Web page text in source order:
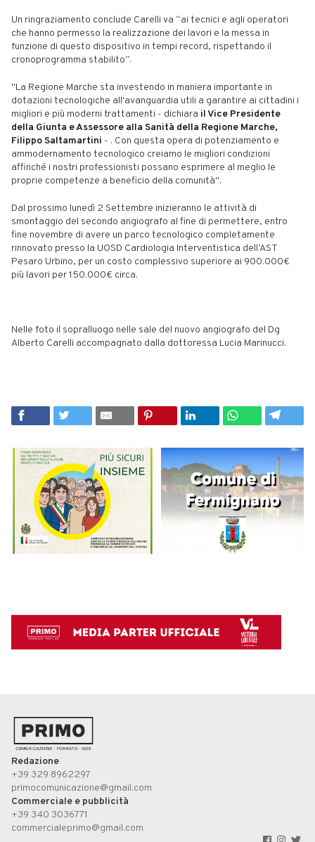
Un ringraziamento conclude Carelli va “ai tecnici e agli operatori
che hanno permesso la realizzazione dei lavori e la messa in
funzione di questo dispositivo in tempi record, rispettando il
cronoprogramma stabilito”.
"La Regione Marche sta investendo in maniera importante in
dotazioni tecnologiche all'avanguardia utili a garantire ai cittadini i
migliori e più moderni trattamenti - dichiara il Vice Presidente
della Giunta e Assessore alla Sanità della Regione Marche,
Filippo Saltamartini - . Con questa opera di potenziamento e
ammodernamento tecnologico creiamo le migliori condizioni
affinché i nostri professionisti possano esprimere al meglio le
proprie competenze a beneficio della comunità".
Dal prossimo lunedì 2 Settembre inizieranno le attività di
smontaggio del secondo angiografo al fine di permettere, entro
fine novembre di avere un parco tecnologico completamente
rinnovato presso la UOSD Cardiologia Interventistica dell’AST
Pesaro Urbino, per un costo complessivo superiore ai 900.000€
più lavori per 150.000€ circa.
Nelle foto il sopralluogo nelle sale del nuovo angiografo del Dg
Alberto Carelli accompagnato dalla dottoressa Lucia Marinucci.
Redazione
+39 329 8962297
primocomunicazione@gmail.com
Commerciale e pubblicità
+39 340 3036771
commercialeprimo@gmail.com